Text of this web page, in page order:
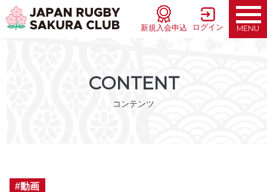
新規入会申込 ログイン MENU
CONTENT
コンテンツ
動画